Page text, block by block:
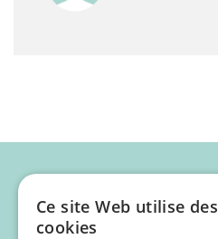
Ce site Web utilise des
cookies